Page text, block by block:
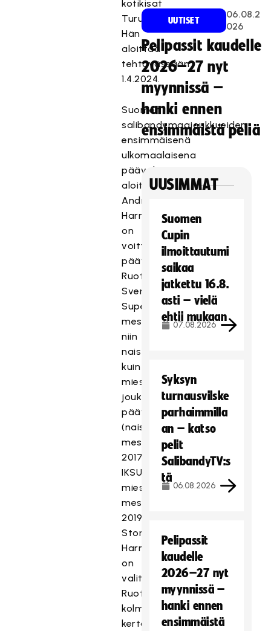
kotikisat
Turussa.
Hän
aloittaa
tehtävässään
1.4.2024.
Suomen
salibandymaajoukkueiden
ensimmäisenä
ulkomaalaisena
päävalmentajana
aloittava
Andreas
Harnesk
on
voittanut
päävalmentajana
Ruotsin
Svenska
Superliganin
mestaruuden
niin
naisten
kuin
miestenkin
joukkueen
päävalmentajana
(naisten
mestaruus
2017
IKSUssa,
miesten
mestaruus
2019
Storvretassa).
Harnesk
on
valittu
Ruotsissa
kolme
kertaa
UUTISET
06.08.2
026
Pelipassit kaudelle
2026–27 nyt
myynnissä –
hanki ennen
ensimmäistä peliä
UUSIMMAT
Suomen
Cupin
ilmoittautumi
saikaa
jatkettu 16.8.
asti – vielä
ehtii mukaan
07.08.2026
Syksyn
turnausvilske
parhaimmilla
an – katso
pelit
SalibandyTV:s
tä
06.08.2026
Pelipassit
kaudelle
2026–27 nyt
myynnissä –
hanki ennen
ensimmäistä